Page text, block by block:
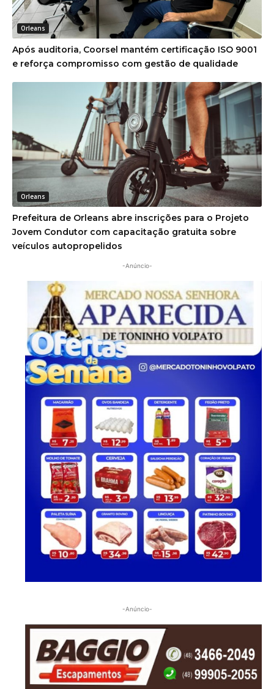
Orleans
Após auditoria, Coorsel mantém certificação ISO 9001
e reforça compromisso com gestão de qualidade
Orleans
Prefeitura de Orleans abre inscrições para o Projeto
Jovem Condutor com capacitação gratuita sobre
veículos autopropelidos
-Anúncio-
-Anúncio-